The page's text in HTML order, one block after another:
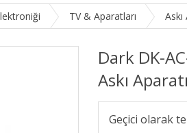
TV & Aparatları Askı
Dark DK-
Askı Aparatı
Geçici olarak